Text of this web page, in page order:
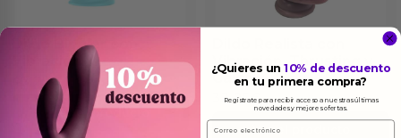
Dildo Bicolor con
Vibración
42.25€
Ver el producto
Vibración, Thrusting y
Calor
33.25€
Ver el producto
¿Quieres un10% de descuento
en tu primera compra?
Regístrate para recibir acceso a nuestras últimas
novedades y mejores ofertas.
Email